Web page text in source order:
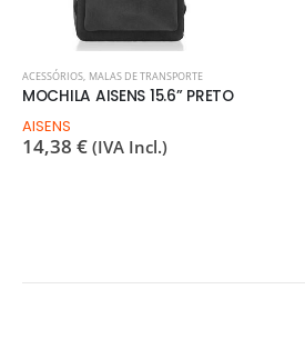
ACESSÓRIOS, MALAS DE TRANSPORTE
MOCHILA AISENS 15.6” PRETO
AISENS
14,38 € (IVA Incl.)